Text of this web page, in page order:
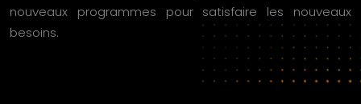
nouveaux programmes pour satisfaire les nouveaux
besoins.